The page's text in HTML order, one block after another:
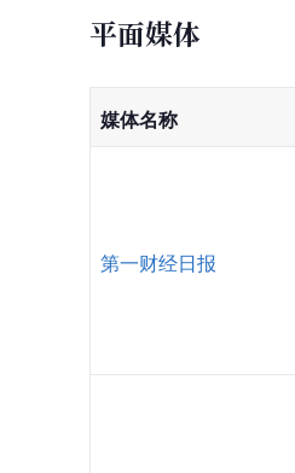
平面媒体
媒体名称
第一财经日报